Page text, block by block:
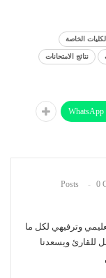
الكليات الخاصة
نتائج الامتحانات
WhatsApp
0
وترفيهي لكل ما
ويسعدنا